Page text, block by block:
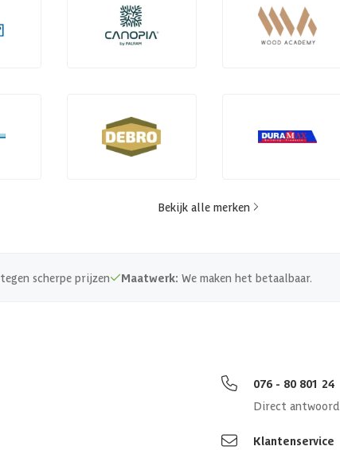
Bekijk alle merken
tegen scherpe prijzen Maatwerk: We maken het betaalbaar.
076 - 80 801 24
Direct antwoord
Klantenservice